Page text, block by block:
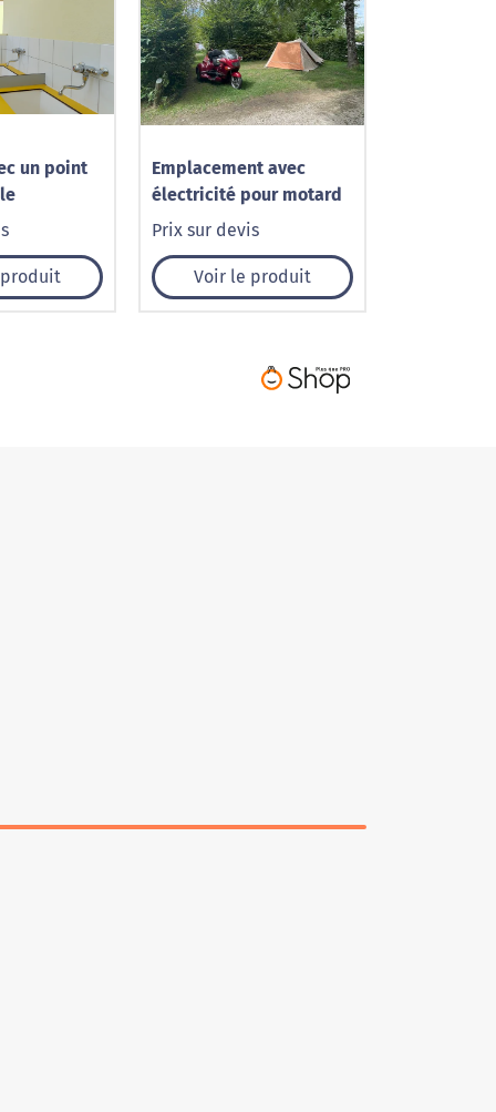
un point
Emplacement avec
électricité pour motard
Prix sur devis
Voir le produit